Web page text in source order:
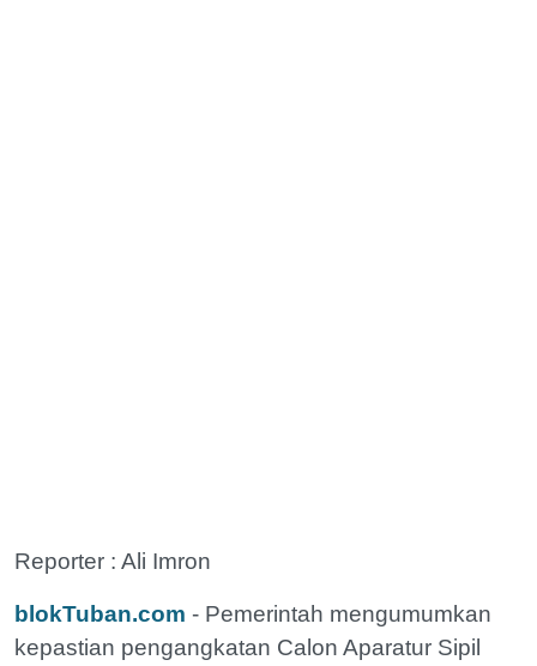
Reporter : Ali Imron
blokTuban.com - Pemerintah mengumumkan
kepastian pengangkatan Calon Aparatur Sipil